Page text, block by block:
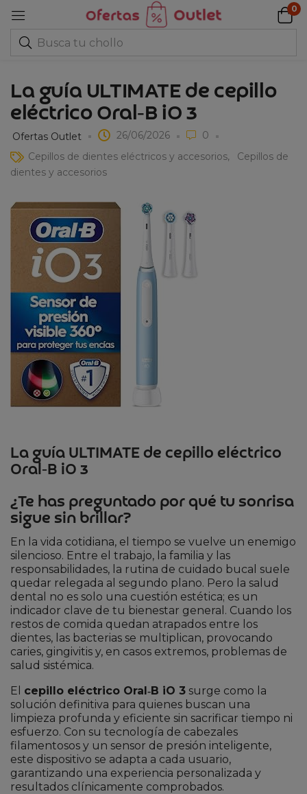
0
La guía ULTIMATE de cepillo
eléctrico Oral‑B iO 3
Ofertas Outlet 26/06/2026
0
Cepillos de dientes eléctricos y accesorios
Cepillos de
dientes y accesorios
La guía ULTIMATE de cepillo eléctrico
Oral‑B iO 3
¿Te has preguntado por qué tu sonrisa
sigue sin brillar?
En la vida cotidiana, el tiempo se vuelve un enemigo
silencioso. Entre el trabajo, la familia y las
responsabilidades, la rutina de cuidado bucal suele
quedar relegada al segundo plano. Pero la salud
dental no es solo una cuestión estética; es un
indicador clave de tu bienestar general. Cuando los
restos de comida quedan atrapados entre los
dientes, las bacterias se multiplican, provocando
caries, gingivitis y, en casos extremos, problemas de
salud sistémica.
El cepillo eléctrico Oral‑B iO 3 surge como la
solución definitiva para quienes buscan una
limpieza profunda y eficiente sin sacrificar tiempo ni
esfuerzo. Con su tecnología de cabezales
filamentosos y un sensor de presión inteligente,
este dispositivo se adapta a cada usuario,
garantizando una experiencia personalizada y
resultados clínicamente comprobados.